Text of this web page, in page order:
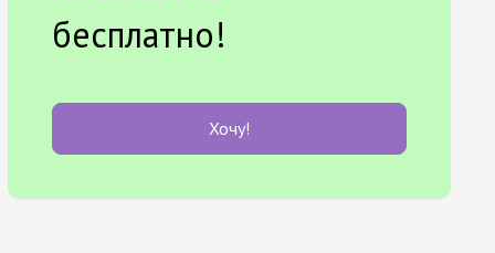
бесплатно!
Хочу!